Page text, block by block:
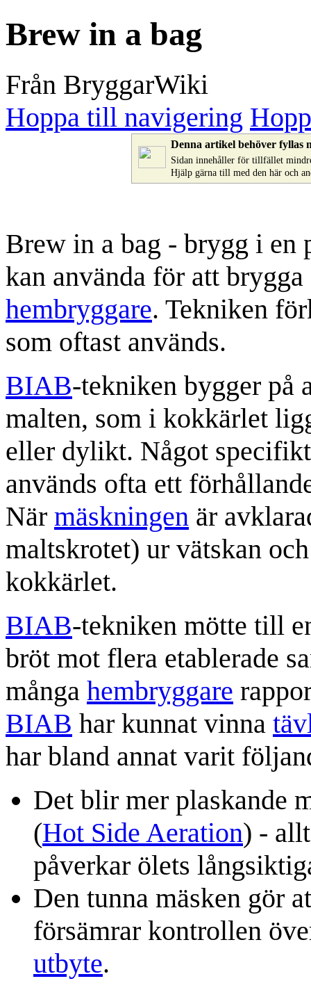
Brew in a bag
Från BryggarWiki
Hoppa till navigering
Denna artikel behöver fyllas
Sidan innehåller för tillfället
Hjälp gärna till med den här och
Brew in a bag - brygg i en
kan använda för att
hembryggare. Tekniken
som oftast används.
BIAB-tekniken bygger på
malten, som i kokkärlet
eller dylikt. Något
används ofta ett
När mäskningen är
maltskrotet) ur vätskan
kokkärlet.
BIAB-tekniken mötte till
bröt mot flera etablerade
många hembryggare
BIAB har kunnat vinna
har bland annat varit
Det blir mer plaskande
(Hot Side Aeration) -
påverkar ölets
Den tunna mäsken gör
försämrar kontrollen
utbyte.